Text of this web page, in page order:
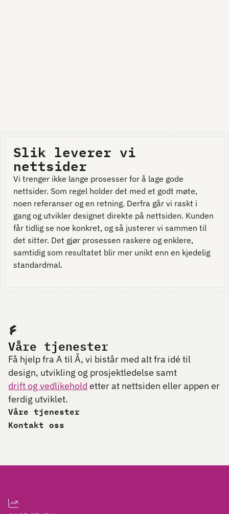
Slik leverer vi
nettsider
Vi trenger ikke lange prosesser for å lage gode
nettsider. Som regel holder det med et godt møte,
noen referanser og en retning. Derfra går vi raskt i
gang og utvikler designet direkte på nettsiden. Kunden
får tidlig se noe konkret, og så justerer vi sammen til
det sitter. Det gjør prosessen raskere og enklere,
samtidig som resultatet blir mer unikt enn en kjedelig
standardmal.
Våre tjenester
Få hjelp fra A til Å, vi bistår med alt fra idé til
design, utvikling og prosjektledelse samt
drift og vedlikehold etter at nettsiden eller appen er
ferdig utviklet.
Våre tjenester
Kontakt oss